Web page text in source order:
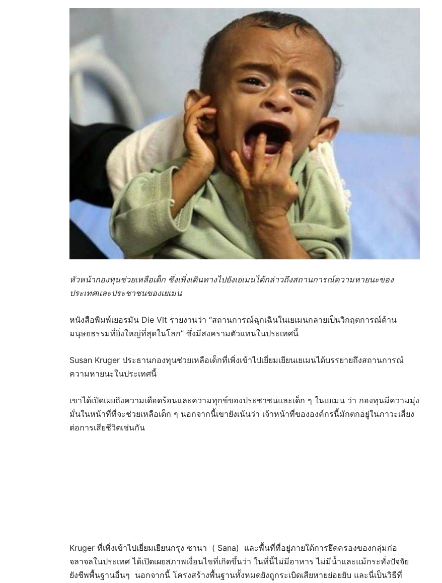
หัวหน้ากองทุนช่วยเหลือเด็ก ซึ่งเพิ่งเดินทางไปยังเยเมนได้กล่าวถึงสถานการณ์ความหายนะของ
ประเทศและประชาชนของเยเมน
หนังสือพิมพ์เยอรมัน Die Vlt รายงานว่า “สถานการณ์ฉุกเฉินในเยเมนกลายเป็นวิกฤตการณ์ด้าน
มนุษยธรรมที่ยิ่งใหญ่ที่สุดในโลก” ซึ่งมีสงครามตัวแทนในประเทศนี้
Susan Kruger ประธานกองทุนช่วยเหลือเด็กที่เพิ่งเข้าไปเยี่ยมเยียนเยเมนได้บรรยายถึงสถานการณ์
ความหายนะในประเทศนี้
เขาได้เปิดเผยถึงความเดือดร้อนและความทุกข์ของประชาชนและเด็ก ๆ ในเยเมน ว่า กองทุนมีความมุ่ง
มั่นในหน้าที่ที่จะช่วยเหลือเด็ก ๆ นอกจากนี้เขายังเน้นว่า เจ้าหน้าที่ขององค์กรนี้มักตกอยู่ในภาวะเสี่ยง
ต่อการเสียชีวิตเช่นกัน
Kruger ที่เพิ่งเข้าไปเยี่ยมเยียนกรุง ซานา ( Sana) และพื้นที่ที่อยู่ภายใต้การยึดครองของกลุ่มก่อ
จลาจลในประเทศ ได้เปิดเผยสภาพเงื่อนไขที่เกิดขึ้นว่า ในที่นี้ไม่มีอาหาร ไม่มีน้ำและแม้กระทั่งปัจจัย
ยังชีพพื้นฐานอื่นๆ นอกจากนี้ โครงสร้างพื้นฐานทั้งหมดยังถูกระเบิดเสียหายย่อยยับ และนี่เป็นวิธีที่